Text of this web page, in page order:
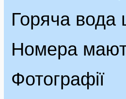
Горяча вода
Номера